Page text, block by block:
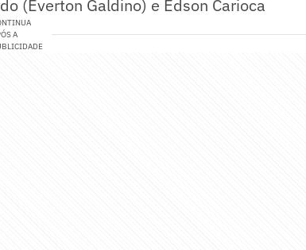
(Everton Galdino) e Edson Carioca
A